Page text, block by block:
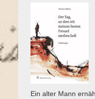
Ein alter Mann